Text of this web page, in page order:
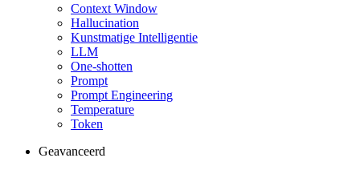
Context Window
Hallucination
Kunstmatige Intelligentie
LLM
One-shotten
Prompt
Prompt Engineering
Temperature
Token
Geavanceerd